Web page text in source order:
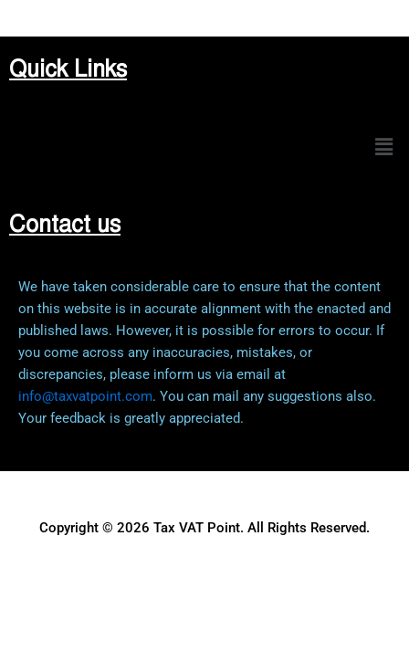
Quick Links
Contact us
We have taken considerable care to ensure that the content
on this website is in accurate alignment with the enacted and
published laws. However, it is possible for errors to occur. If
you come across any inaccuracies, mistakes, or
discrepancies, please inform us via email at
info@taxvatpoint.com. You can mail any suggestions also.
Your feedback is greatly appreciated.
Copyright © 2026 Tax VAT Point. All Rights Reserved.